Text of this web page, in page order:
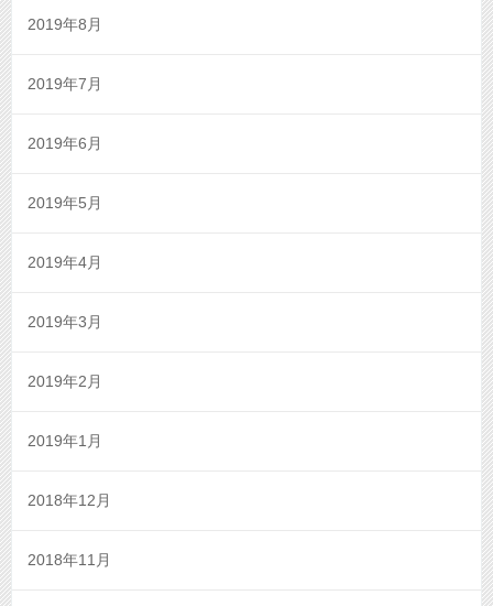
2019年8月
2019年7月
2019年6月
2019年5月
2019年4月
2019年3月
2019年2月
2019年1月
2018年12月
2018年11月